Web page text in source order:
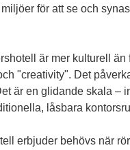
för att se och
är mer kulturell än
"creativity". Det
är en glidande skala –
låsbara
erbjuder behövs när